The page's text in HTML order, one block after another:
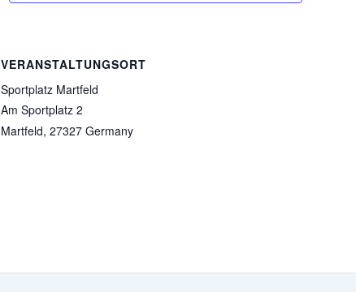
VERANSTALTUNGSORT
Sportplatz Martfeld
Am Sportplatz 2
Martfeld, 27327 Germany